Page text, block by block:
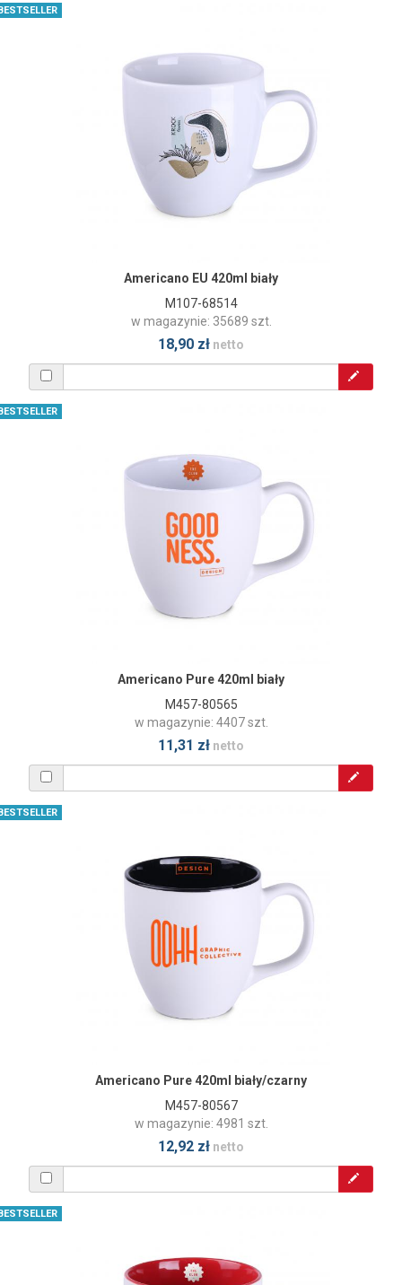
Americano EU 420ml biały
M107-68514
w magazynie: 35689 szt.
18,90 zł netto
Americano Pure 420ml biały
M457-80565
w magazynie: 4407 szt.
11,31 zł netto
Americano Pure 420ml biały/czarny
M457-80567
w magazynie: 4981 szt.
12,92 zł netto